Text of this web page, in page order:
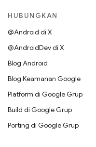
HUBUNGKAN
@Android di X
@AndroidDev di X
Blog Android
Blog Keamanan Google
Platform di Google Grup
Build di Google Grup
Porting di Google Grup